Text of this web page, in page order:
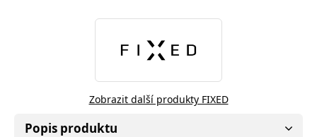
Zobrazit další produkty FIXED
Popis produktu